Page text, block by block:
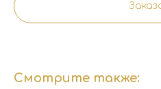
Смотрите также: